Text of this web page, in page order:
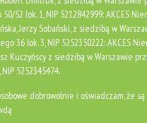
52 lok. 1, NIP 5212842999: AKCES
Jerzy Sobański, z siedzibą w
36 lok. 3, NIP 5252350222: AKCES
Kuczyńscy z siedzibą w Warszawie
5252345474.
dobrowolnie i oświadczam, że